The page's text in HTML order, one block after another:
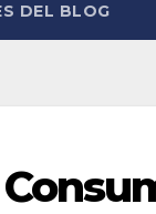
DEL BLOG